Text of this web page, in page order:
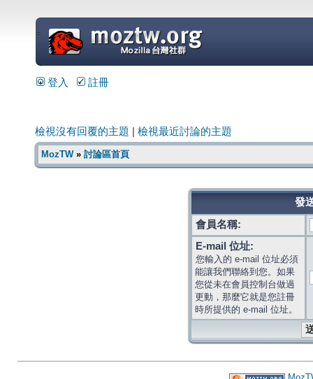
=
登入 註冊
檢視沒有回覆的主題 檢視最近討論的主題
MozTW» 討論區首頁
發
會員名稱:
E-mail 位址:
您輸入的 e-mail 位址必須
能讓我們聯絡到您。如果
您從未在會員控制台做過
更動，那麼它就是您註冊
時所提供的 e-mail 位址。